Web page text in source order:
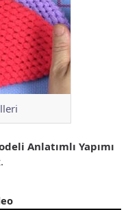
Anlatımlı Yapımı